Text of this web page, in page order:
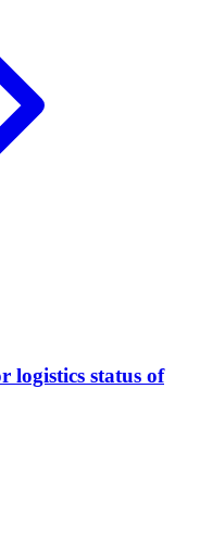
logistics status of